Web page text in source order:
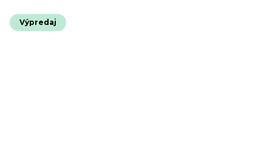
Výpredaj